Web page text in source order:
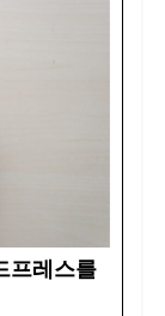
프레스를